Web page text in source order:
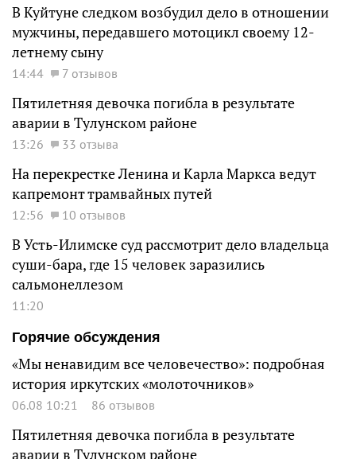
В Куйтуне следком возбудил дело в отношении
мужчины, передавшего мотоцикл своему 12-
летнему сыну
14:44 7 отзывов
Пятилетняя девочка погибла в результате
аварии в Тулунском районе
13:26 33 отзыва
На перекрестке Ленина и Карла Маркса ведут
капремонт трамвайных путей
12:56 10 отзывов
В Усть-Илимске суд рассмотрит дело владельца
суши-бара, где 15 человек заразились
сальмонеллезом
11:20
Горячие обсуждения
«Мы ненавидим все человечество»: подробная
история иркутских «молоточников»
06.08 10:21 86 отзывов
Пятилетняя девочка погибла в результате
аварии в Тулунском районе